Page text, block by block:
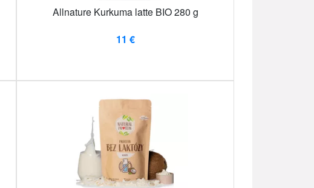
Allnature Kurkuma latte BIO 280 g
11 €